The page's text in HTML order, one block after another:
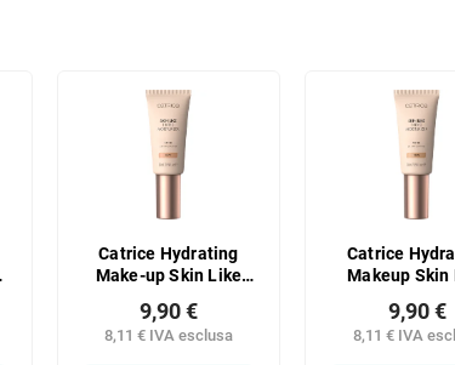
Catrice Hydrating
Make-up Skin Like
8,11 € IVA esclusa
9,90 €
Catrice
Makeup Skin
8,11 € IVA
9,90 €